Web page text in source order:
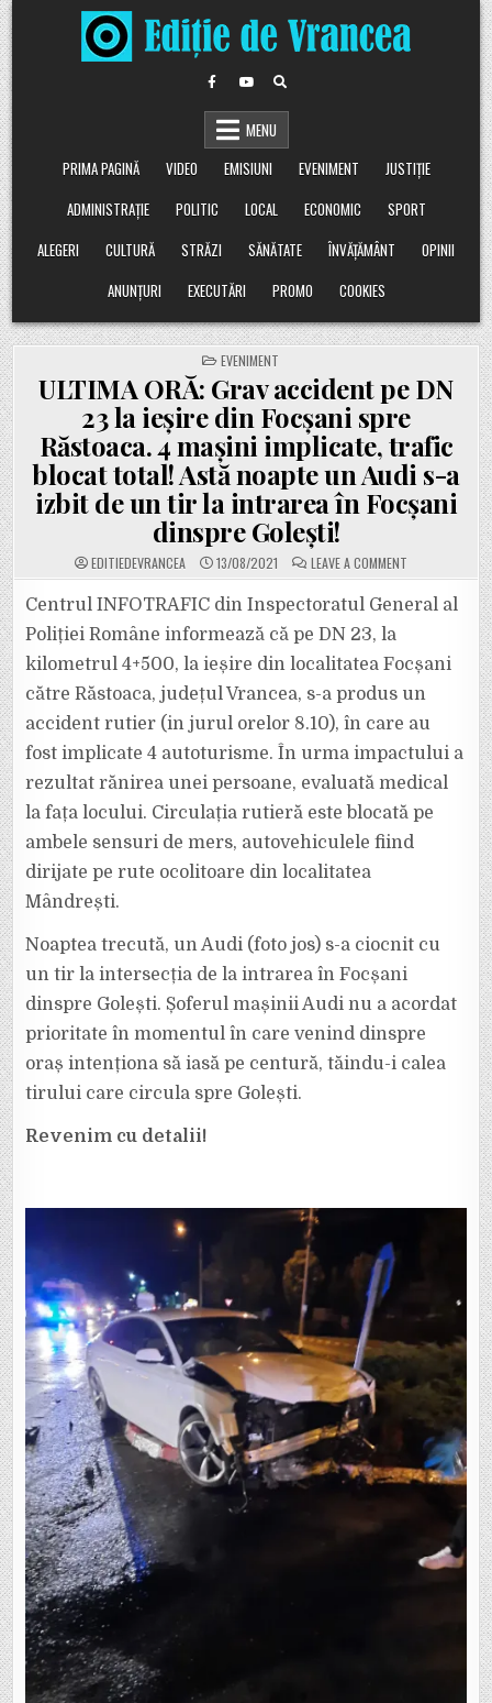
Skip
to
content
MENU
PRIMA PAGINĂ
VIDEO EMISIUNI EVENIMENT
JUSTIȚIE
ADMINISTRAȚIE
POLITIC LOCAL ECONOMIC
SPORT
ALEGERI
CULTURĂ STRĂZI SĂNĂTATE ÎNVĂȚĂMÂNT
OPINII
ANUNȚURI
EXECUTĂRI PROMO COOKIES
POSTED
IN
EVENIMENT
ULTIMA ORĂ: Grav accident pe DN
23 la ieșire din Focșani spre
Răstoaca. 4 mașini implicate, trafic
blocat total! Astă noapte un Audi s-a
izbit de un tir la intrarea în Focșani
dinspre Golești!
EDITIEDEVRANCEA 13/08/2021 LEAVE A COMMENTON
ULTIMA
GRAV
ACCIDENT
LA
IEȘIRE
DIN
SPRE
RĂSTOACA.
4
MAȘINI
IMPLICATE,
TRAFIC
TOTAL!
ASTĂ
NOAPTE
UN
TIR
INTRAREA
ÎN
FOCȘANI
DINSPRE
Centrul INFOTRAFIC din Inspectoratul General al
Poliției Române informează că pe DN 23, la
kilometrul 4+500, la ieșire din localitatea Focșani
către Răstoaca, județul Vrancea, s-a produs un
accident rutier (in jurul orelor 8.10), în care au
fost implicate 4 autoturisme. În urma impactului a
rezultat rănirea unei persoane, evaluată medical
la fața locului. Circulația rutieră este blocată pe
ambele sensuri de mers, autovehiculele fiind
dirijate pe rute ocolitoare din localitatea
Mândrești.
Noaptea trecută, un Audi (foto jos) s-a ciocnit cu
un tir la intersecția de la intrarea în Focșani
dinspre Golești. Șoferul mașinii Audi nu a acordat
prioritate în momentul în care venind dinspre
oraș intenționa să iasă pe centură, tăindu-i calea
tirului care circula spre Golești.
Revenim cu detalii!